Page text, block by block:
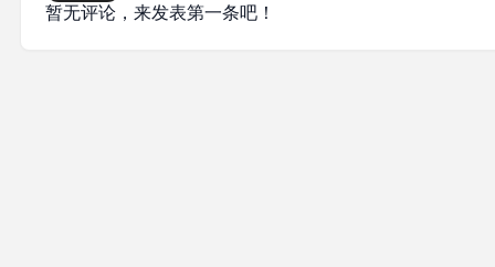
暂无评论，来发表第一条吧！